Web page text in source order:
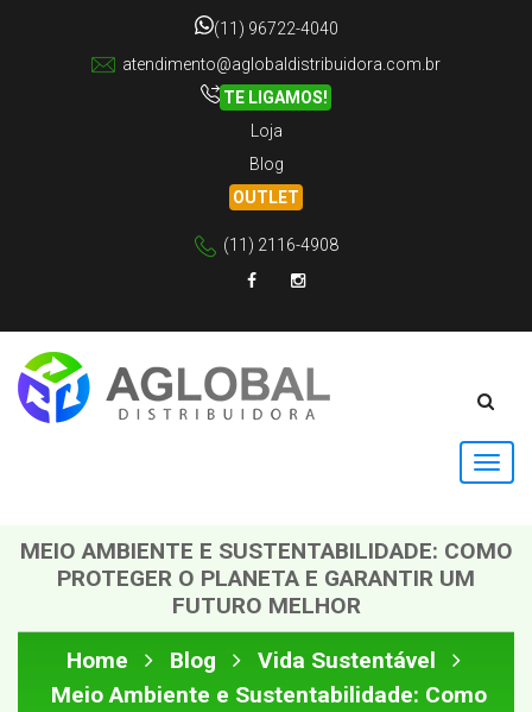
(11) 96722-4040
atendimento@aglobaldistribuidora.com.br
TE LIGAMOS!
Loja
Blog
OUTLET
(11) 2116-4908
MEIO AMBIENTE E SUSTENTABILIDADE: COMO
PROTEGER O PLANETA E GARANTIR UM
FUTURO MELHOR
Home
Blog
Vida Sustentável
Meio Ambiente e Sustentabilidade: Como